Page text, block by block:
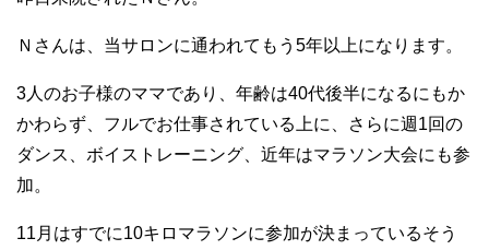
Ｎさんは、当サロンに通われてもう5年以上になります。
3人のお子様のママであり、年齢は40代後半になるにもか
かわらず、フルでお仕事されている上に、さらに週1回の
ダンス、ボイストレーニング、近年はマラソン大会にも参
加。
11月はすでに10キロマラソンに参加が決まっているそう